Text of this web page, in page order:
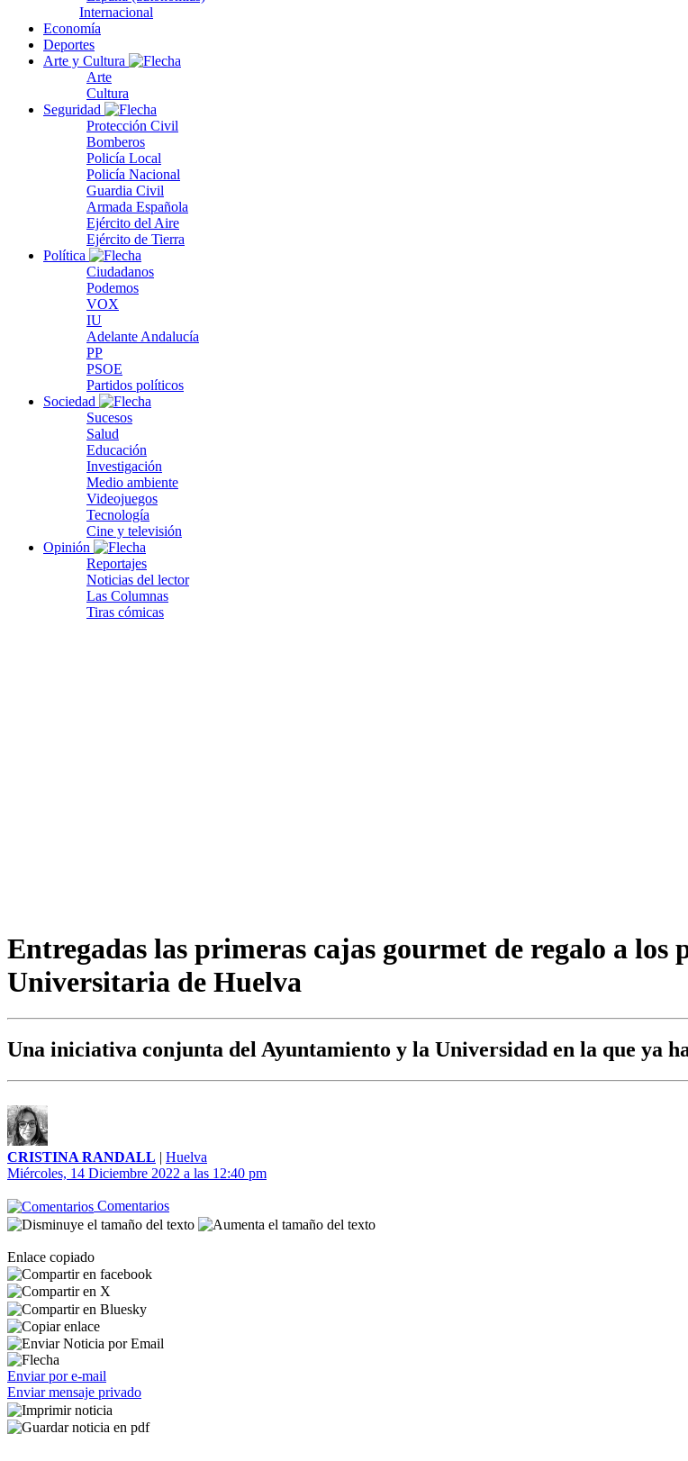
Internacional
Economía
Deportes
Arte y Cultura
Arte
Cultura
Seguridad
Protección Civil
Bomberos
Policía Local
Policía Nacional
Guardia Civil
Armada Española
Ejército del Aire
Ejército de Tierra
Política
Ciudadanos
Podemos
VOX
IU
Adelante Andalucía
PP
PSOE
Partidos políticos
Sociedad
Sucesos
Salud
Educación
Investigación
Medio ambiente
Videojuegos
Tecnología
Cine y televisión
Opinión
Reportajes
Noticias del lector
Las Columnas
Tiras cómicas
Entregadas las primeras cajas gourmet de regalo a los
Universitaria de Huelva
Una iniciativa conjunta del Ayuntamiento y la Universidad en la que ya
CRISTINA RANDALL | Huelva
Miércoles, 14 Diciembre 2022 a las 12:40 pm
Comentarios
Enlace copiado
Enviar por e-mail
Enviar mensaje privado